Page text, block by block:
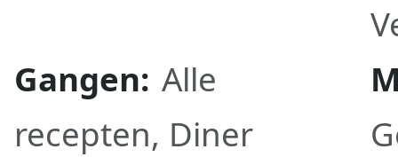
Gangen: Alle
recepten, Diner